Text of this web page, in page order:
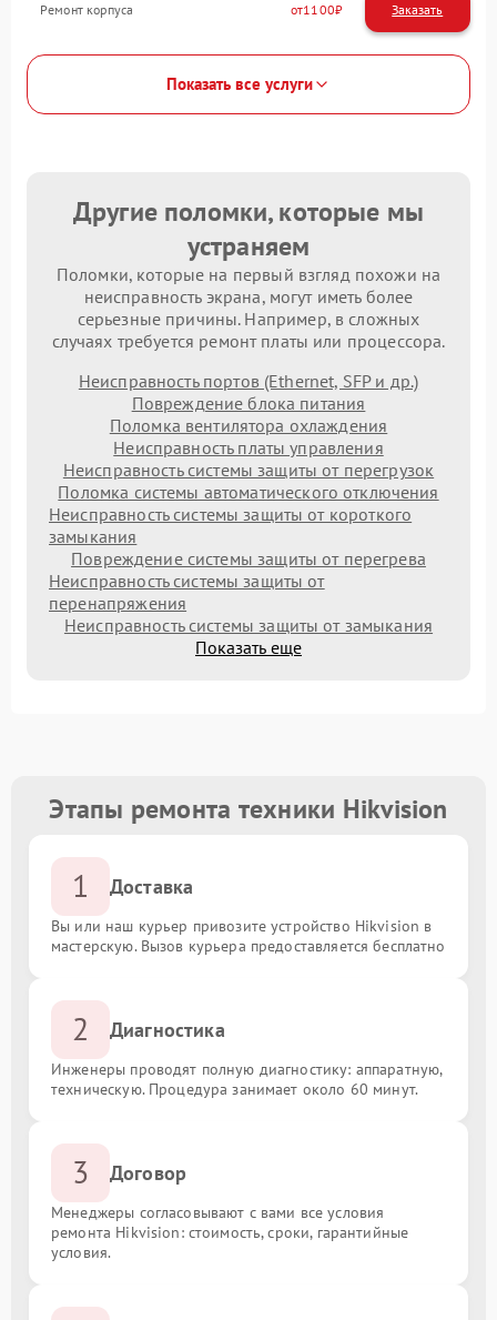
Ремонт корпуса 1100
Показать все услуги
Другие поломки, которые мы
устраняем
Поломки, которые на первый взгляд похожи на
неисправность экрана, могут иметь более
серьезные причины. Например, в сложных
случаях требуется ремонт платы или процессора.
Неисправность портов (Ethernet, SFP и др.)
Повреждение блока питания
Поломка вентилятора охлаждения
Неисправность платы управления
Неисправность системы защиты от перегрузок
Поломка системы автоматического отключения
Неисправность системы защиты от короткого
замыкания
Повреждение системы защиты от перегрева
Неисправность системы защиты от
перенапряжения
Неисправность системы защиты от замыкания
Показать еще
Этапы ремонта техники Hikvision
1 Доставка
Вы или наш курьер привозите устройство Hikvision в
мастерскую. Вызов курьера предоставляется бесплатно
2 Диагностика
Инженеры проводят полную диагностику: аппаратную,
техническую. Процедура занимает около 60 минут.
3 Договор
Менеджеры согласовывают с вами все условия
ремонта Hikvision: стоимость, сроки, гарантийные
условия.